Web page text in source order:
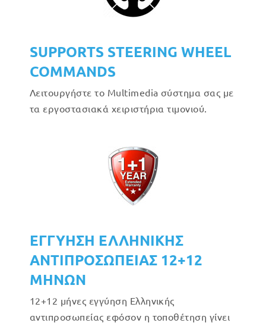
SUPPORTS STEERING WHEEL
COMMANDS
Λειτουργήστε το Multimedia σύστημα σας με
τα εργοστασιακά χειριστήρια τιμονιού.
ΕΓΓΥΗΣΗ ΕΛΛΗΝΙΚΗΣ
ΑΝΤΙΠΡΟΣΩΠΕΙΑΣ 12+12
ΜΗΝΩΝ
12+12 μήνες εγγύηση Ελληνικής
αντιπροσωπείας εφόσον η τοποθέτηση γίνει